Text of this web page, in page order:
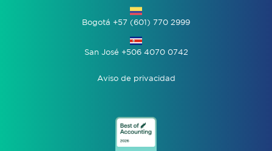
Bogotá +57 (601) 770 2999
San José +506 4070 0742
Aviso de privacidad